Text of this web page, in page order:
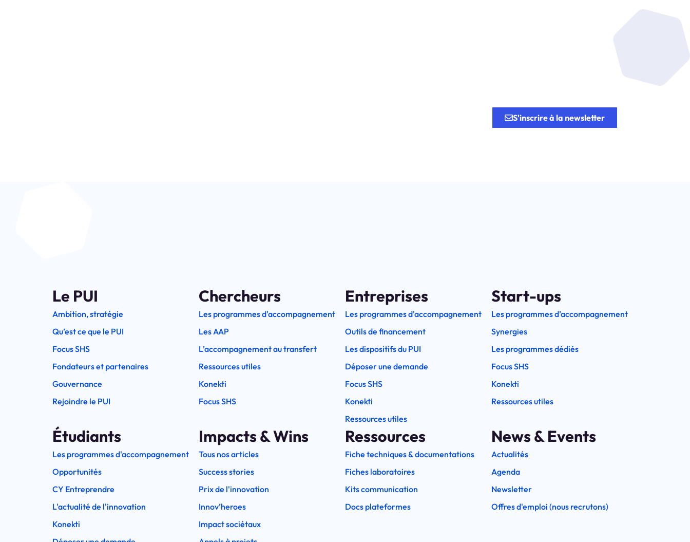
S'inscrire à la newsletter
Le PUI
Ambition, stratégie
Qu’est ce que le PUI
Focus SHS
Fondateurs et partenaires
Gouvernance
Rejoindre le PUI
Chercheurs
Les programmes d'accompagnement
Les AAP
L’accompagnement au transfert
Ressources utiles
Konekti
Focus SHS
Entreprises
Les programmes d'accompagnement
Outils de financement
Les dispositifs du PUI
Déposer une demande
Focus SHS
Konekti
Ressources utiles
Start-ups
Les programmes d’accompagnement
Synergies
Les programmes dédiés
Focus SHS
Konekti
Ressources utiles
Étudiants
Les programmes d'accompagnement
Opportunités
CY Entreprendre
L'actualité de l'innovation
Konekti
Impacts & Wins
Tous nos articles
Success stories
Prix de l'innovation
Innov’heroes
Impact sociétaux
Ressources
Fiche techniques & documentations
Fiches laboratoires
Kits communication
Docs plateformes
News & Events
Actualités
Agenda
Newsletter
Offres d'emploi (nous recrutons)